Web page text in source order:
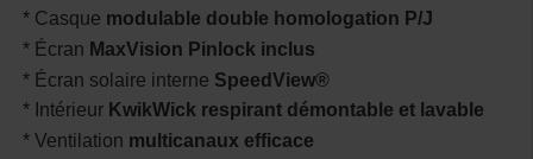
* Casque modulable double homologation P/J
* Écran MaxVision Pinlock inclus
* Écran solaire interne SpeedView®
* Intérieur KwikWick respirant démontable et lavable
* Ventilation multicanaux efficace